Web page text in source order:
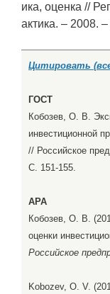
ика, оценка //
актика. – 2008.
Цитировать
ГОСТ
Кобозев, О. В.
инвестиционной
// Российское
С. 151-155.
APA
Кобозев, О. В.
оценки
Российское
Kobozev, O. V.